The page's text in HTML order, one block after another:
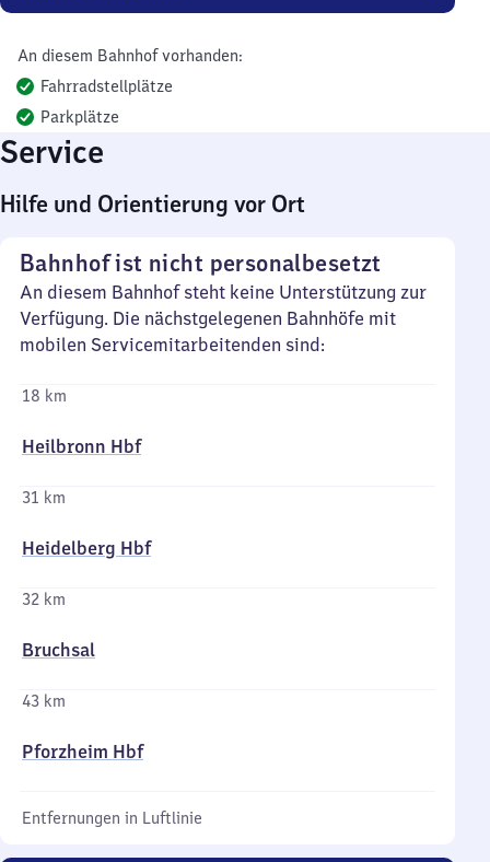
An diesem Bahnhof vorhanden:
Fahrradstellplätze
Parkplätze
Service
Hilfe und Orientierung vor Ort
Bahnhof ist nicht personalbesetzt
An diesem Bahnhof steht keine Unterstützung zur
Verfügung. Die nächstgelegenen Bahnhöfe mit
mobilen Servicemitarbeitenden sind:
18 km
Heilbronn Hbf
31 km
Heidelberg Hbf
32 km
Bruchsal
43 km
Pforzheim Hbf
Entfernungen in Luftlinie